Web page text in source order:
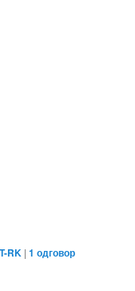
RK | 1 одговор